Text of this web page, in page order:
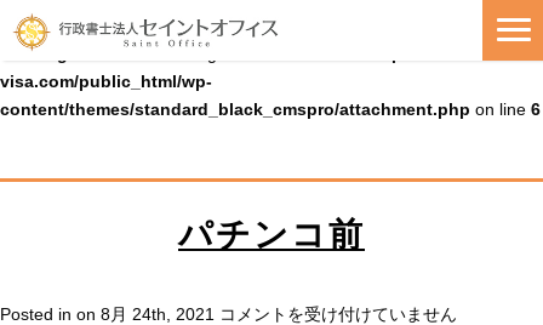
Warning : Uninitialized string offset 0 in
visa.com/public_html/wp-
content/themes/standard_black_cmspro/attachment.php on line 6
パチンコ前
Posted in on 8月 24th, 2021 パ
コメントを受け付けていません